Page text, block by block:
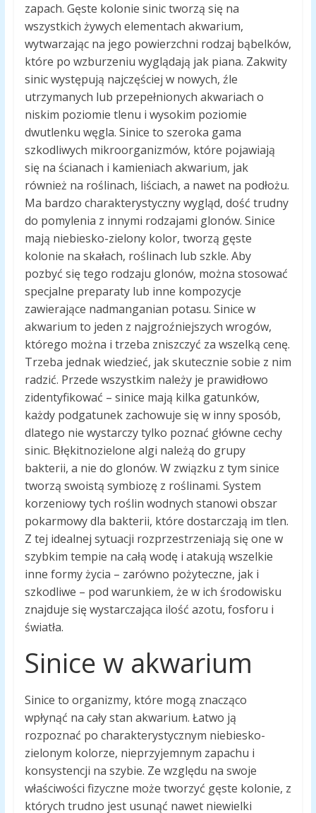
zapach. Gęste kolonie sinic tworzą się na
wszystkich żywych elementach akwarium,
wytwarzając na jego powierzchni rodzaj bąbelków,
które po wzburzeniu wyglądają jak piana. Zakwity
sinic występują najczęściej w nowych, źle
utrzymanych lub przepełnionych akwariach o
niskim poziomie tlenu i wysokim poziomie
dwutlenku węgla. Sinice to szeroka gama
szkodliwych mikroorganizmów, które pojawiają
się na ścianach i kamieniach akwarium, jak
również na roślinach, liściach, a nawet na podłożu.
Ma bardzo charakterystyczny wygląd, dość trudny
do pomylenia z innymi rodzajami glonów. Sinice
mają niebiesko-zielony kolor, tworzą gęste
kolonie na skałach, roślinach lub szkle. Aby
pozbyć się tego rodzaju glonów, można stosować
specjalne preparaty lub inne kompozycje
zawierające nadmanganian potasu. Sinice w
akwarium to jeden z najgroźniejszych wrogów,
którego można i trzeba zniszczyć za wszelką cenę.
Trzeba jednak wiedzieć, jak skutecznie sobie z nim
radzić. Przede wszystkim należy je prawidłowo
zidentyfikować – sinice mają kilka gatunków,
każdy podgatunek zachowuje się w inny sposób,
dlatego nie wystarczy tylko poznać główne cechy
sinic. Błękitnozielone algi należą do grupy
bakterii, a nie do glonów. W związku z tym sinice
tworzą swoistą symbiozę z roślinami. System
korzeniowy tych roślin wodnych stanowi obszar
pokarmowy dla bakterii, które dostarczają im tlen.
Z tej idealnej sytuacji rozprzestrzeniają się one w
szybkim tempie na całą wodę i atakują wszelkie
inne formy życia – zarówno pożyteczne, jak i
szkodliwe – pod warunkiem, że w ich środowisku
znajduje się wystarczająca ilość azotu, fosforu i
światła.
Sinice w akwarium
Sinice to organizmy, które mogą znacząco
wpłynąć na cały stan akwarium. Łatwo ją
rozpoznać po charakterystycznym niebiesko-
zielonym kolorze, nieprzyjemnym zapachu i
konsystencji na szybie. Ze względu na swoje
właściwości fizyczne może tworzyć gęste kolonie, z
których trudno jest usunąć nawet niewielki